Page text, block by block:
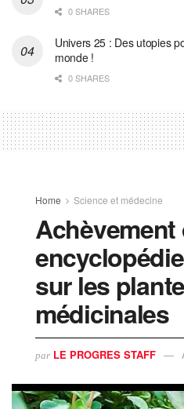
0 SHARES
Univers 25 : Des utopies
monde !
0 SHARES
Home Science et médecine
Achèvement
sur les
médicinales
par LE PROGRES STAFF